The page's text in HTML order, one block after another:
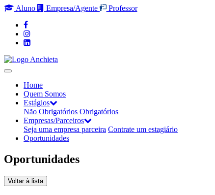
Aluno Empresa/Agente Professor
Home
Quem Somos
Estágios
Não Obrigatórios Obrigatórios
Empresas/Parceiros
Seja uma empresa parceira Contrate um estagiário
Oportunidades
Oportunidades
Voltar à lista